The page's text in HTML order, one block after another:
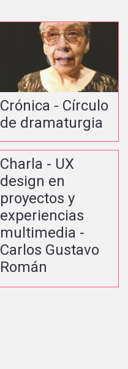
Crónica - Círculo
de dramaturgia
Charla - UX
design en
proyectos y
experiencias
multimedia -
Carlos Gustavo
Román